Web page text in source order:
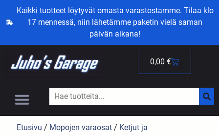
Kaikki tuotteet löytyvät omasta varastostamme. Tilaa klo
17 mennessä, niin lähetämme paketin vielä saman
päivän aikana!
0,00 €
Etusivu / Mopojen varaosat / Ketjut ja